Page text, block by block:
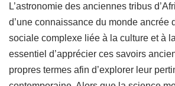
L’astronomie des anciennes tribus
d’une connaissance du monde ancrée
sociale complexe liée à la culture et à
essentiel d’apprécier ces savoirs
propres termes afin d’explorer leur